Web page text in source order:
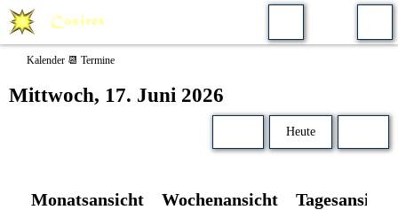
Kalender 📆 Termine
Mittwoch, 17. Juni 2026
Heute
Monatsansicht Wochenansicht Tagesansicht